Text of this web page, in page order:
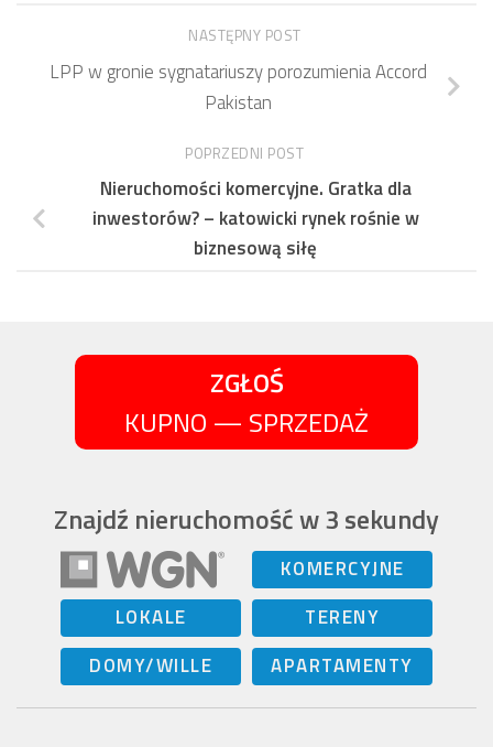
NASTĘPNY POST
LPP w gronie sygnatariuszy porozumienia Accord
Pakistan
POPRZEDNI POST
Nieruchomości komercyjne. Gratka dla
inwestorów? – katowicki rynek rośnie w
biznesową siłę
ZGŁOŚ
KUPNO — SPRZEDAŻ
Znajdź nieruchomość w 3 sekundy
KOMERCYJNE
LOKALE
TERENY
DOMY/WILLE
APARTAMENTY